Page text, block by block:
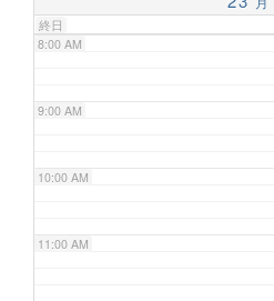
終日
8:00 AM
9:00 AM
10:00 AM
11:00 AM